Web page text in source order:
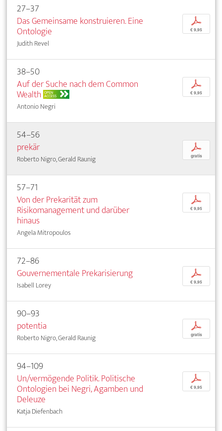
27–37
Das Gemeinsame konstruieren. Eine
Ontologie
Judith Revel
p
€ 9,95
38–50
Auf der Suche nach dem Common
Wealth OPEN
ACCESS
Antonio Negri
p
€ 9,95
54–56
prekär
Roberto Nigro, Gerald Raunig
p
gratis
57–71
Von der Prekarität zum
Risikomanagement und darüber
hinaus
Angela Mitropoulos
p
€ 9,95
72–86
Gouvernementale Prekarisierung
Isabell Lorey
p
€ 9,95
90–93
potentia
Roberto Nigro, Gerald Raunig
p
gratis
94–109
Un/vermögende Politik. Politische
Ontologien bei Negri, Agamben und
Deleuze
Katja Diefenbach
p
€ 9,95